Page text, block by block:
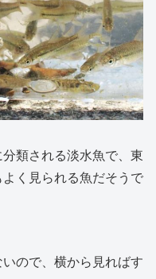
類される淡水魚で、東
く見られる魚だそうで
ので、横から見ればす